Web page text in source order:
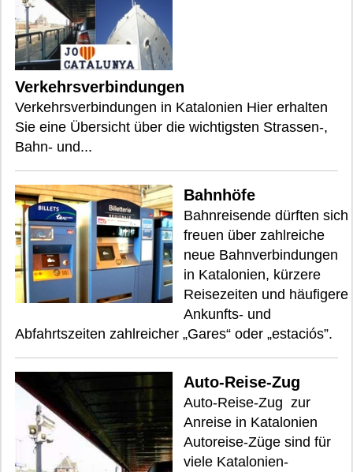
Verkehrsverbindungen
Verkehrsverbindungen in Katalonien Hier erhalten
Sie eine Übersicht über die wichtigsten Strassen-,
Bahn- und...
Bahnhöfe
Bahnreisende dürften sich
freuen über zahlreiche
neue Bahnverbindungen
in Katalonien, kürzere
Reisezeiten und häufigere
Ankunfts- und
Abfahrtszeiten zahlreicher „Gares“ oder „estaciós”.
Auto-Reise-Zug
Auto-Reise-Zug zur
Anreise in Katalonien
Autoreise-Züge sind für
viele Katalonien-